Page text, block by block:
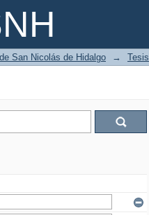
San Nicolás de Hidalgo → Tesis